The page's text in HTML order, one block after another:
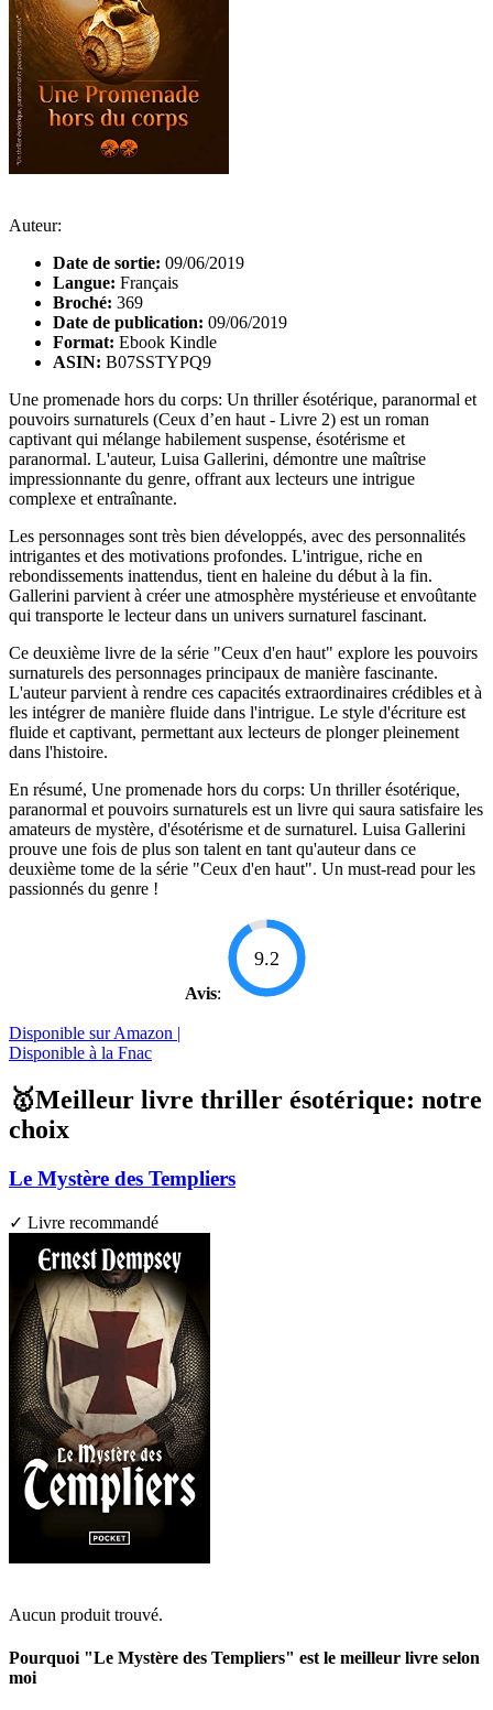
Auteur:
Date de sortie: 09/06/2019
Langue: Français
Broché: 369
Date de publication: 09/06/2019
Format: Ebook Kindle
ASIN: B07SSTYPQ9
Une promenade hors du corps: Un thriller ésotérique, paranormal et
pouvoirs surnaturels (Ceux d’en haut - Livre 2) est un roman
captivant qui mélange habilement suspense, ésotérisme et
paranormal. L'auteur, Luisa Gallerini, démontre une maîtrise
impressionnante du genre, offrant aux lecteurs une intrigue
complexe et entraînante.
Les personnages sont très bien développés, avec des personnalités
intrigantes et des motivations profondes. L'intrigue, riche en
rebondissements inattendus, tient en haleine du début à la fin.
Gallerini parvient à créer une atmosphère mystérieuse et envoûtante
qui transporte le lecteur dans un univers surnaturel fascinant.
Ce deuxième livre de la série "Ceux d'en haut" explore les pouvoirs
surnaturels des personnages principaux de manière fascinante.
L'auteur parvient à rendre ces capacités extraordinaires crédibles et à
les intégrer de manière fluide dans l'intrigue. Le style d'écriture est
fluide et captivant, permettant aux lecteurs de plonger pleinement
dans l'histoire.
En résumé, Une promenade hors du corps: Un thriller ésotérique,
paranormal et pouvoirs surnaturels est un livre qui saura satisfaire les
amateurs de mystère, d'ésotérisme et de surnaturel. Luisa Gallerini
prouve une fois de plus son talent en tant qu'auteur dans ce
deuxième tome de la série "Ceux d'en haut". Un must-read pour les
passionnés du genre !
Avis:
9.2
Disponible sur Amazon |
Disponible à la Fnac
🥇Meilleur livre thriller ésotérique: notre
choix
Le Mystère des Templiers
✓ Livre recommandé
Aucun produit trouvé.
Pourquoi "Le Mystère des Templiers" est le meilleur livre selon
moi